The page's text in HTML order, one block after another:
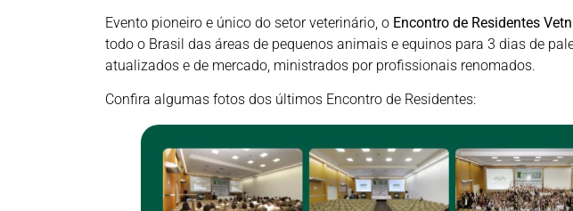
Evento pioneiro e único do setor veterinário, o Encontro de Residentes
todo o Brasil das áreas de pequenos animais e equinos para 3 dias de
atualizados e de mercado, ministrados por profissionais renomados.
Confira algumas fotos dos últimos Encontro de Residentes: